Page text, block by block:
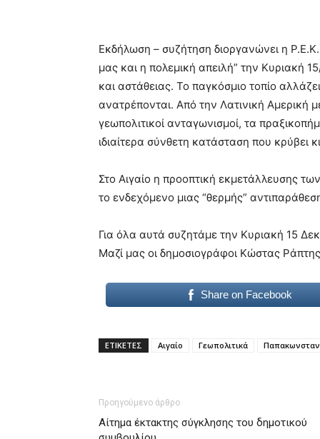
Εκδήλωση – συζήτηση διοργανώνει η
μας και η πολεμική απειλή” την Κυριακή
και αστάθειας. Το παγκόσμιο τοπίο
ανατρέπονται. Από την Λατινική Αμερική
γεωπολιτικοί ανταγωνισμοί, τα
ιδιαίτερα σύνθετη κατάσταση που κρύβει
Στο Αιγαίο η προοπτική εκμετάλλευσης
το ενδεχόμενο μιας “θερμής”
Για όλα αυτά συζητάμε την Κυριακή 15
Μαζί μας οι δημοσιογράφοι Κώστας
Share on Facebook
ΕΤΙΚΕΤΕΣ Αιγαίο Γεωπολιτικά
Προηγούμενο άρθρο
Αίτημα έκτακτης σύγκλησης του δημοτικού